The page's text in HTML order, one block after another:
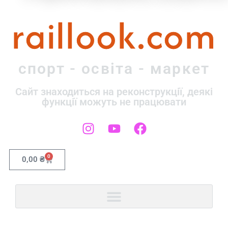
raillook.com
спорт - освіта - маркет
Сайт знаходиться на реконструкції, деякі
функції можуть не працювати
0,00 ₴ 0